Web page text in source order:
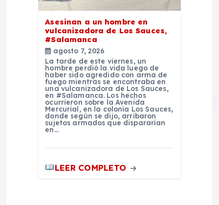
Asesinan a un hombre en
vulcanizadora de Los Sauces,
#Salamanca
agosto 7, 2026
La tarde de este viernes, un
hombre perdió la vida luego de
haber sido agredido con arma de
fuego mientras se encontraba en
una vulcanizadora de Los Sauces,
en #Salamanca. Los hechos
ocurrieron sobre la Avenida
Mercurial, en la colonia Los Sauces,
donde según se dijo, arribaron
sujetos armados que dispararían
en…
LEER COMPLETO